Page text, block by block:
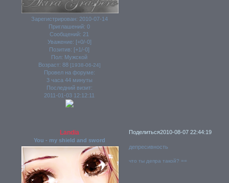
Зарегистрирован: 2010-07-14
Приглашений: 0
Сообщений: 21
Уважение: [+0/-0]
Позитив: [+1/-0]
Пол: Мужской
Возраст: 88 [1938-06-24]
Провел на форуме:
3 часа 44 минуты
Последний визит:
2011-01-03 12:12:11
Поделиться2010-08-07 22:44:19
Landia
You - my shield and sword
депресивность
что ты депра такой? ==